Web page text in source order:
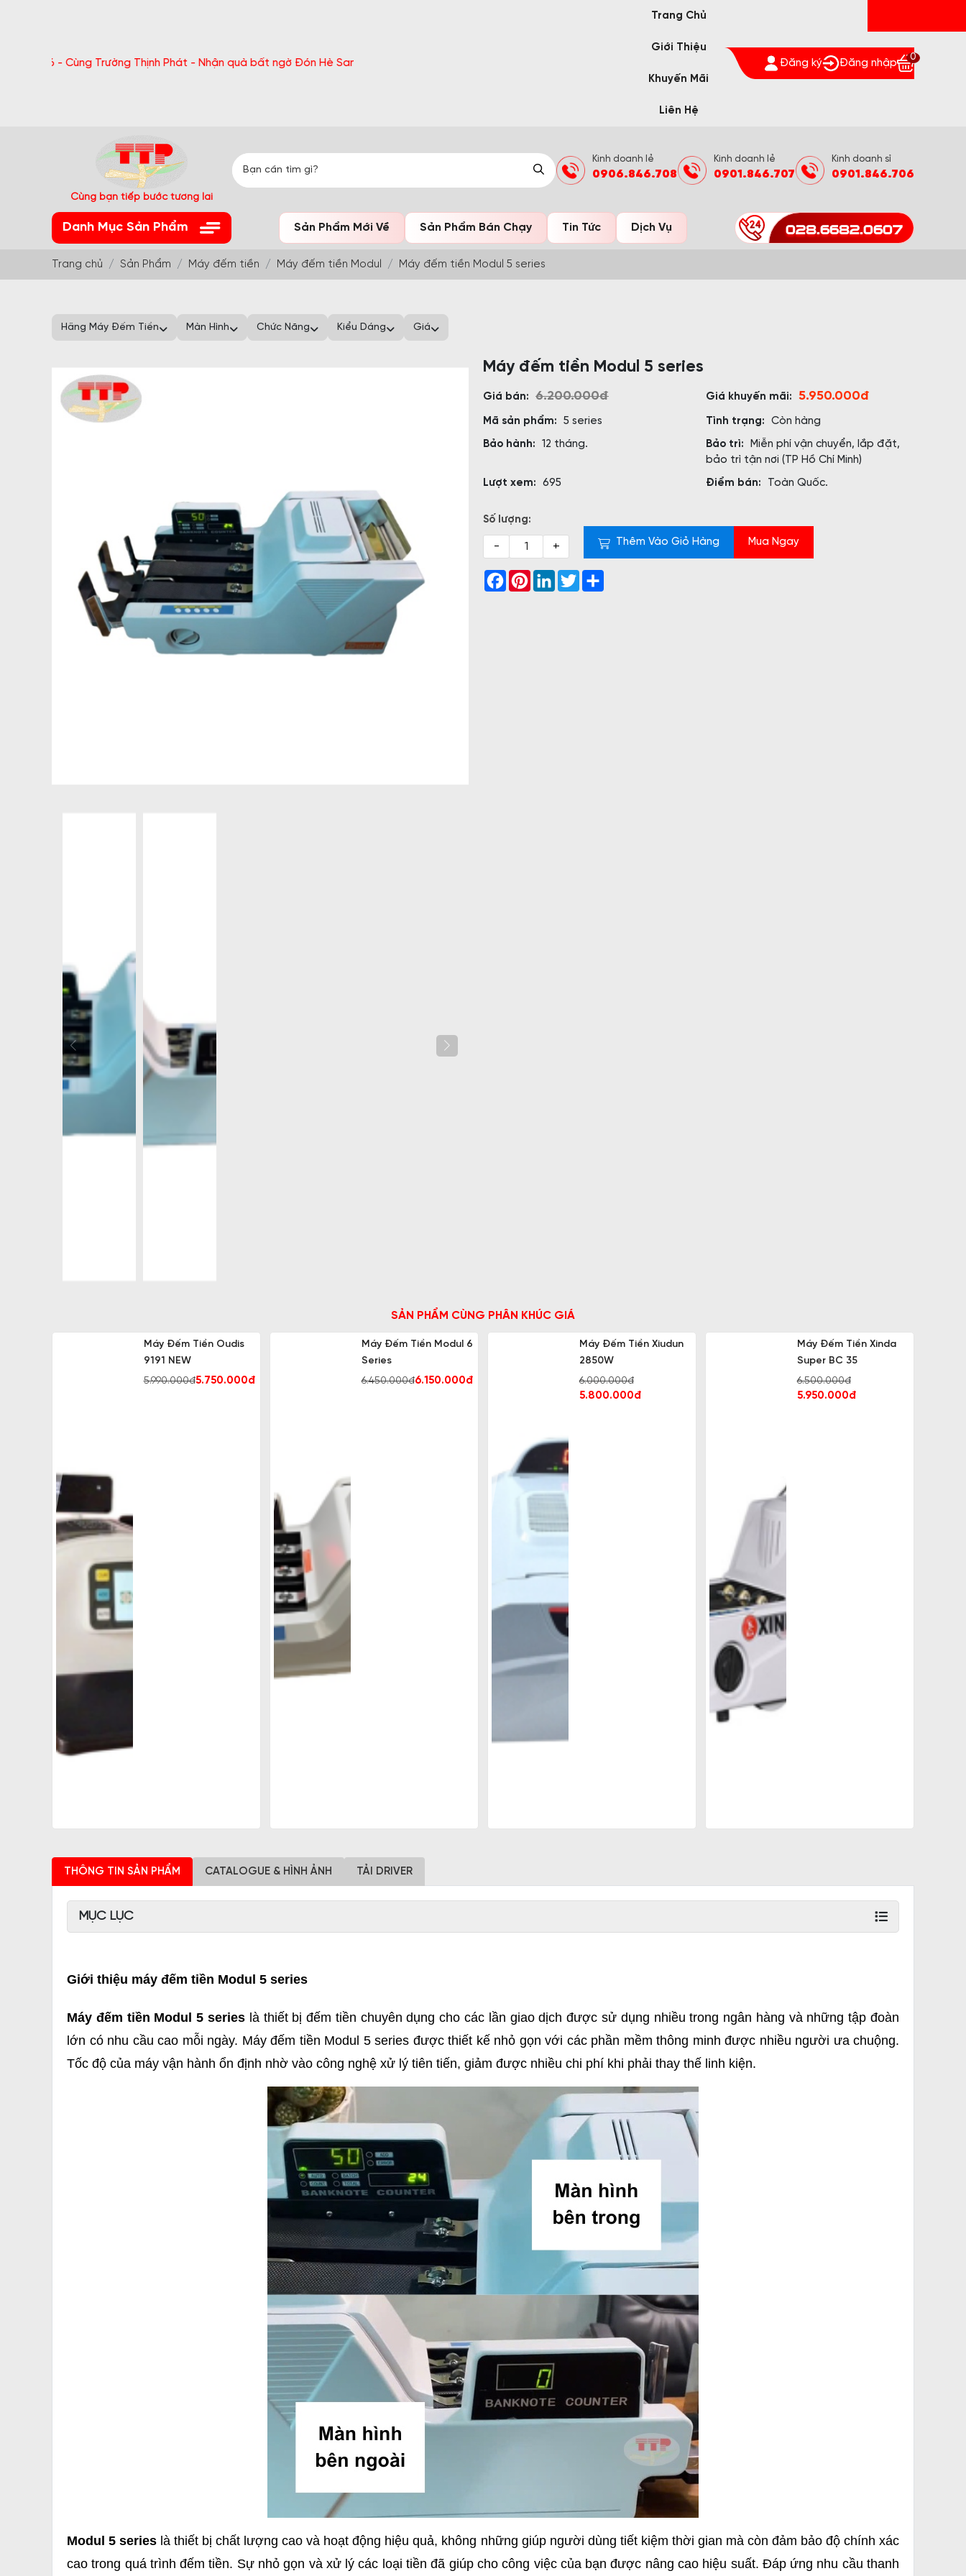
Cùng Trường Thịnh Phát - Nhận quà bất ngờ Đón Hè Sang chi tiết tại 'Khuyến Mãi'
Trang Chủ
Giới Thiệu
Khuyến Mãi
Liên Hệ
Đăng ký Đăng nhập
0
Cùng bạn tiếp bước tương lai
Kinh doanh lẻ
0906.846.708
Kinh doanh lẻ
0901.846.707
Kinh doanh sỉ
0901.846.706
Danh Mục Sản Phẩm Sản Phẩm Mới Về Sản Phẩm Bán Chạy Tin Tức Dịch Vụ 028.6682.0607
Trang chủ Sản Phẩm Máy đếm tiền Máy đếm tiền Modul Máy đếm tiền Modul 5 series
Hãng Máy Đếm Tiền Màn Hình Chức Năng Kiểu Dáng Giá
Máy đếm tiền Modul 5 series
Giá bán: 6.200.000đ Giá khuyến mãi: 5.950.000đ
Mã sản phẩm: 5 series Tình trạng:
Còn hàng
Bảo hành:
12 tháng. Bảo trì:
Miễn phí vận chuyển, lắp đặt,
bảo trì tận nơi (TP Hồ Chí Minh)
Lượt xem:
695 Điểm bán: Toàn Quốc.
Số lượng:
- + Thêm Vào Giỏ Hàng Mua Ngay
Facebook
PinterestLinkedInTwitter
SẢN PHẨM CÙNG PHÂN KHÚC GIÁ
Máy Đếm Tiền Oudis
9191 NEW
5.990.000đ5.750.000đ
Máy Đếm Tiền Modul 6
Series
6.450.000đ6.150.000đ
Máy Đếm Tiền Xiudun
2850W
6.000.000đ
5.800.000đ
Máy Đếm Tiền Xinda
Super BC 35
6.500.000đ
5.950.000đ
THÔNG TIN SẢN PHẨM CATALOGUE & HÌNH ẢNH TẢI DRIVER
MỤC LỤC
Giới thiệu máy đếm tiền Modul 5 series
Máy đếm tiền Modul 5 serieslà thiết bị đếm tiền chuyên dụng cho các lần giao dịch được sử dụng nhiều trong ngân hàng và những tập đoàn
lớn có nhu cầu cao mỗi ngày. Máy đếm tiền Modul 5 series được thiết kế nhỏ gọn với các phần mềm thông minh được nhiều người ưa chuộng.
Tốc độ của máy vận hành ổn định nhờ vào công nghệ xử lý tiên tiến, giảm được nhiều chi phí khi phải thay thế linh kiện.
Modul 5 series là thiết bị chất lượng cao và hoạt động hiệu quả, không những giúp người dùng tiết kiệm thời gian mà còn đảm bảo độ chính xác
cao trong quá trình đếm tiền. Sự nhỏ gọn và xử lý các loại tiền đã giúp cho công việc của bạn được nâng cao hiệu suất. Đáp ứng nhu cầu thanh